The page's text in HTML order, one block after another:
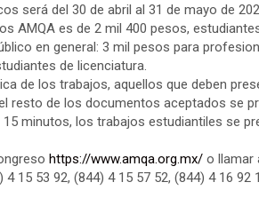
será del 30 de abril al 31 de mayo de
AMQA es de 2 mil 400 pesos,
en general: 3 mil pesos para
de licenciatura.
de los trabajos, aquellos que deben
resto de los documentos aceptados se
minutos, los trabajos estudiantiles se
https://www.amqa.org.mx/ o llamar
15 53 92, (844) 4 15 57 52, (844) 4 16 92